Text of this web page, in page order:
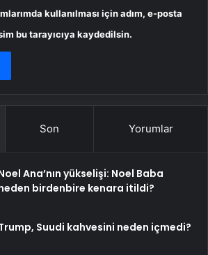
kullanılması için adım, e-posta
bu tarayıcıya kaydedilsin.
Son Yorumlar
Ana’nın yükselişi: Noel Baba
birdenbire kenara itildi?
Suudi kahvesini neden içmedi?